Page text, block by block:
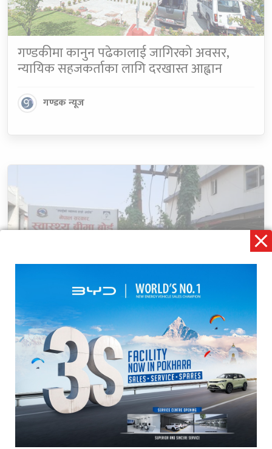
गण्डकीमा कानुन पढेकालाई जागिरको अवसर,
न्यायिक सहजकर्ताका लागि दरखास्त आह्वान
गण्डक न्यूज
स्वास्थ्य बीमा बोर्डले माग्यो करारमा कर्मचारी
गण्डक न्यूज